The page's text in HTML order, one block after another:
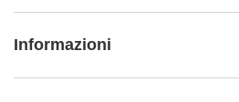
Informazioni